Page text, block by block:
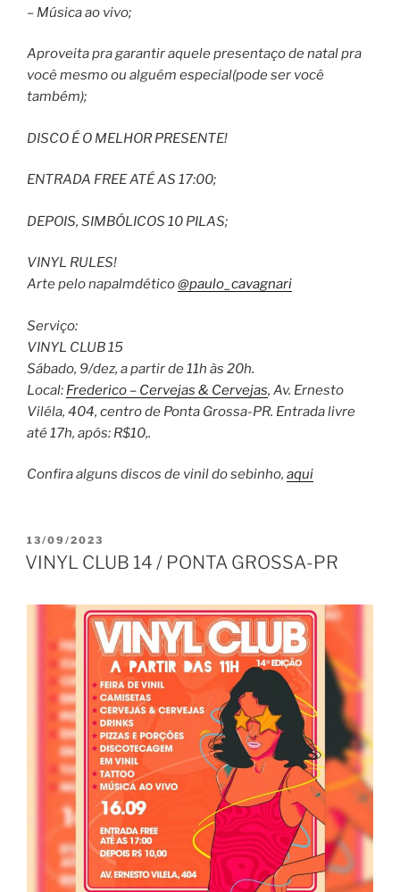
– Música ao vivo;
Aproveita pra garantir aquele presentaço de natal pra
você mesmo ou alguém especial(pode ser você
também);
DISCO É O MELHOR PRESENTE!
ENTRADA FREE ATÉ AS 17:00;
DEPOIS, SIMBÓLICOS 10 PILAS;
VINYL RULES!
Arte pelo napalmdético@paulo_cavagnari
Serviço:
VINYL CLUB 15
Sábado, 9/dez, a partir de 11h às 20h.
Local: Frederico – Cervejas & Cervejas, Av. Ernesto
Viléla, 404, centro de Ponta Grossa-PR. Entrada livre
até 17h, após: R$10,.
Confira alguns discos de vinil do sebinho, aqui
PUBLICADO
EM
13/09/2023
VINYL CLUB 14 / PONTA GROSSA-PR